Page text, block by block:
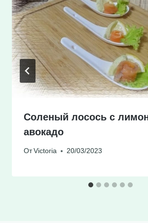
Соленый лосось с
авокадо
От Victoria 20/03/2023